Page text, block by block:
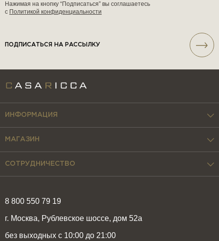
Нажимая на кнопку “Подписаться” вы соглашаетесь
с Политикой конфиденциальности
ПОДПИСАТЬСЯ НА РАССЫЛКУ
8 800 550 79 19
г. Москва, Рублевское шоссе, дом 52а
без выходных с 10:00 до 21:00
ИНФОРМАЦИЯ
МАГАЗИН
СОТРУДНИЧЕСТВО